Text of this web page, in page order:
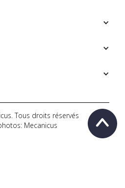
Tous droits réservés
Mecanicus